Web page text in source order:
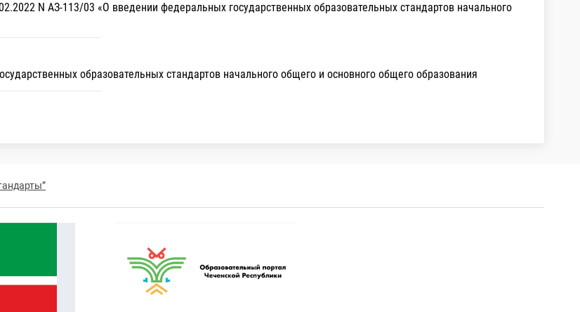
N АЗ-113/03 «О введении федеральных государственных образовательных стандартов начального
образовательных стандартов начального общего и основного общего образования